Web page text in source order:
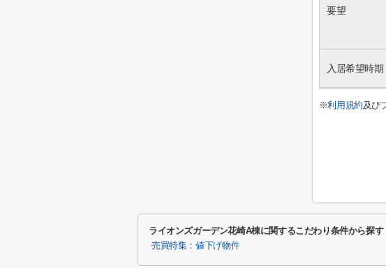
要望
入居希望時期
※利用規約及び
ライオンズガーデン花崎A棟に関するこだわり条件から探す
売買特集：値下げ物件